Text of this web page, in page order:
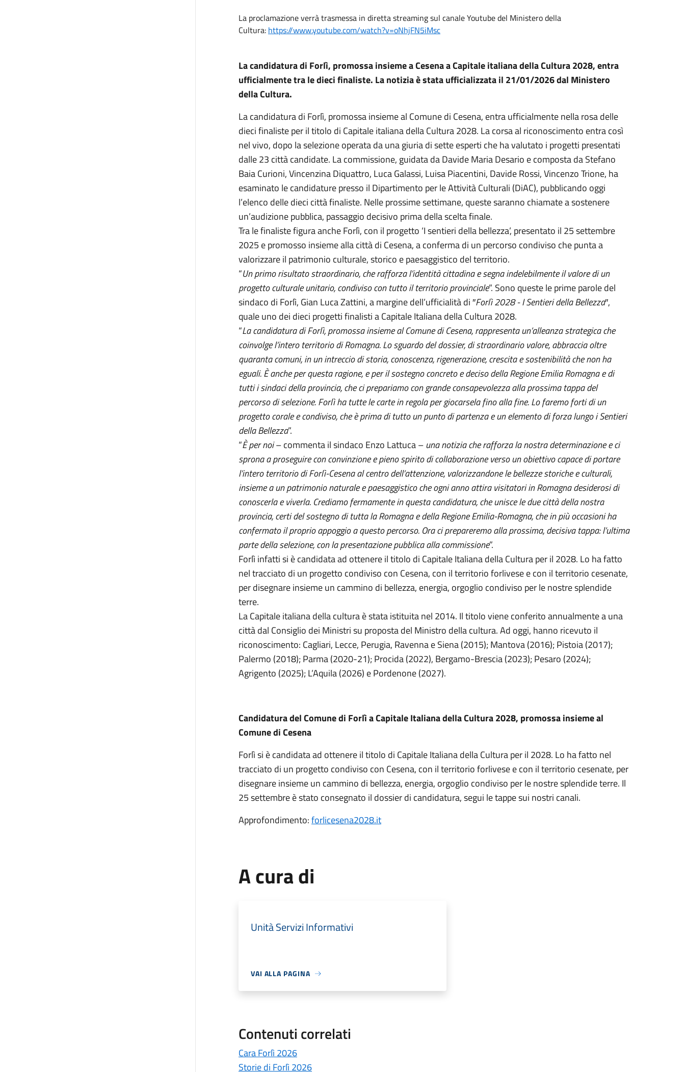
La proclamazione verrà trasmessa in diretta streaming sul canale Youtube del Ministero della
Cultura: https://www.youtube.com/watch?v=oNhjFN5iMsc
La candidatura di Forlì, promossa insieme a Cesena a Capitale italiana della Cultura 2028, entra
ufficialmente tra le dieci finaliste. La notizia è stata ufficializzata il 21/01/2026 dal Ministero
della Cultura.
La candidatura di Forlì, promossa insieme al Comune di Cesena, entra ufficialmente nella rosa delle
dieci finaliste per il titolo di Capitale italiana della Cultura 2028. La corsa al riconoscimento entra così
nel vivo, dopo la selezione operata da una giuria di sette esperti che ha valutato i progetti presentati
dalle 23 città candidate. La commissione, guidata da Davide Maria Desario e composta da Stefano
Baia Curioni, Vincenzina Diquattro, Luca Galassi, Luisa Piacentini, Davide Rossi, Vincenzo Trione, ha
esaminato le candidature presso il Dipartimento per le Attività Culturali (DiAC), pubblicando oggi
l’elenco delle dieci città finaliste. Nelle prossime settimane, queste saranno chiamate a sostenere
un’audizione pubblica, passaggio decisivo prima della scelta finale.
Tra le finaliste figura anche Forlì, con il progetto ‘I sentieri della bellezza’, presentato il 25 settembre
2025 e promosso insieme alla città di Cesena, a conferma di un percorso condiviso che punta a
valorizzare il patrimonio culturale, storico e paesaggistico del territorio.
“Un primo risultato straordinario, che rafforza l’identità cittadina e segna indelebilmente il valore di un
progetto culturale unitario, condiviso con tutto il territorio provinciale”. Sono queste le prime parole del
sindaco di Forlì, Gian Luca Zattini, a margine dell’ufficialità di ″Forlì 2028 - I Sentieri della Bellezza″,
quale uno dei dieci progetti finalisti a Capitale Italiana della Cultura 2028.
“La candidatura di Forlì, promossa insieme al Comune di Cesena, rappresenta un’alleanza strategica che
coinvolge l’intero territorio di Romagna. Lo sguardo del dossier, di straordinario valore, abbraccia oltre
quaranta comuni, in un intreccio di storia, conoscenza, rigenerazione, crescita e sostenibilità che non ha
eguali. È anche per questa ragione, e per il sostegno concreto e deciso della Regione Emilia Romagna e di
tutti i sindaci della provincia, che ci prepariamo con grande consapevolezza alla prossima tappa del
percorso di selezione. Forlì ha tutte le carte in regola per giocarsela fino alla fine. Lo faremo forti di un
progetto corale e condiviso, che è prima di tutto un punto di partenza e un elemento di forza lungo i Sentieri
della Bellezza”.
“È per noi– commenta il sindaco Enzo Lattuca –una notizia che rafforza la nostra determinazione e ci
sprona a proseguire con convinzione e pieno spirito di collaborazione verso un obiettivo capace di portare
l’intero territorio di Forlì-Cesena al centro dell’attenzione, valorizzandone le bellezze storiche e culturali,
insieme a un patrimonio naturale e paesaggistico che ogni anno attira visitatori in Romagna desiderosi di
conoscerla e viverla. Crediamo fermamente in questa candidatura, che unisce le due città della nostra
provincia, certi del sostegno di tutta la Romagna e della Regione Emilia-Romagna, che in più occasioni ha
confermato il proprio appoggio a questo percorso. Ora ci prepareremo alla prossima, decisiva tappa: l’ultima
parte della selezione, con la presentazione pubblica alla commissione”.
Forlì infatti si è candidata ad ottenere il titolo di Capitale Italiana della Cultura per il 2028. Lo ha fatto
nel tracciato di un progetto condiviso con Cesena, con il territorio forlivese e con il territorio cesenate,
per disegnare insieme un cammino di bellezza, energia, orgoglio condiviso per le nostre splendide
terre.
La Capitale italiana della cultura è stata istituita nel 2014. Il titolo viene conferito annualmente a una
città dal Consiglio dei Ministri su proposta del Ministro della cultura. Ad oggi, hanno ricevuto il
riconoscimento: Cagliari, Lecce, Perugia, Ravenna e Siena (2015); Mantova (2016); Pistoia (2017);
Palermo (2018); Parma (2020-21); Procida (2022), Bergamo-Brescia (2023); Pesaro (2024);
Agrigento (2025); L’Aquila (2026) e Pordenone (2027).
Candidatura del Comune di Forlì a Capitale Italiana della Cultura 2028, promossa insieme al
Comune di Cesena
Forlì si è candidata ad ottenere il titolo di Capitale Italiana della Cultura per il 2028. Lo ha fatto nel
tracciato di un progetto condiviso con Cesena, con il territorio forlivese e con il territorio cesenate, per
disegnare insieme un cammino di bellezza, energia, orgoglio condiviso per le nostre splendide terre. Il
25 settembre è stato consegnato il dossier di candidatura, segui le tappe sui nostri canali.
Approfondimento:forlicesena2028.it
A cura di
Unità Servizi Informativi
VAI ALLA PAGINA
Contenuti correlati
Cara Forlì 2026
Storie di Forlì 2026